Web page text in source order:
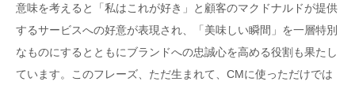
意味を考えると「私はこれが好き」と顧客のマクドナルドが提供
するサービスへの好意が表現され、「美味しい瞬間」を一層特別
なものにするとともにブランドへの忠誠心を高める役割も果たし
ています。このフレーズ、ただ生まれて、CMに使っただけでは